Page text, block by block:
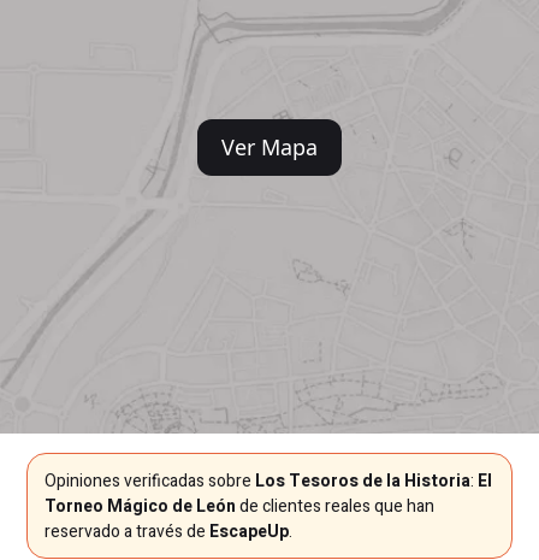
Ver Mapa
Opiniones verificadas sobre Los Tesoros de la Historia: El
Torneo Mágico de Leónde clientes reales que han
reservado a través de EscapeUp.